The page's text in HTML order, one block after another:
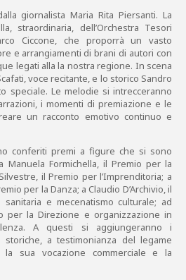
giornalista Maria Rita Piersanti. La
straordinaria, dell’Orchestra Tesori
Ciccone, che proporrà un vasto
e arrangiamenti di brani di autori con
legati alla la nostra regione. In scena
voce recitante, e lo storico Sandro
speciale. Le melodie si intrecceranno
i momenti di premiazione e le
un racconto emotivo continuo e
conferiti premi a figure che si sono
Manuela Formichella, il Premio per la
il Premio per l’Imprenditoria; a
per la Danza; a Claudio D’Archivio, il
sanitaria e mecenatismo culturale; ad
per la Direzione e organizzazione in
A questi si aggiungeranno i
storiche, a testimonianza del legame
la sua vocazione commerciale e la